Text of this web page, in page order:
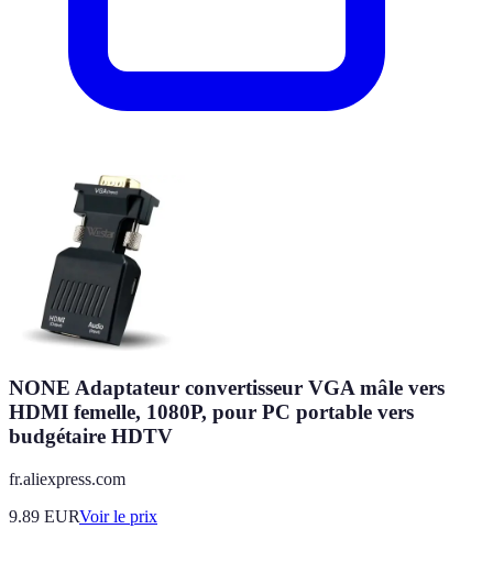
NONE Adaptateur convertisseur VGA mâle vers
HDMI femelle, 1080P, pour PC portable vers
budgétaire HDTV
fr.aliexpress.com
9.89 EURVoir le prix